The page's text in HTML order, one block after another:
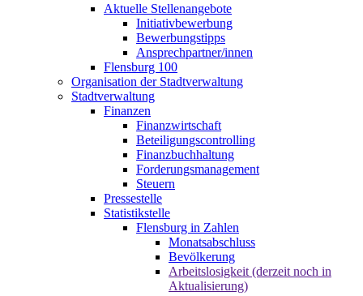
Aktuelle Stellenangebote
Initiativbewerbung
Bewerbungstipps
Ansprechpartner/innen
Flensburg 100
Organisation der Stadtverwaltung
Stadtverwaltung
Finanzen
Finanzwirtschaft
Beteiligungscontrolling
Finanzbuchhaltung
Forderungsmanagement
Steuern
Pressestelle
Statistikstelle
Flensburg in Zahlen
Monatsabschluss
Bevölkerung
Arbeitslosigkeit (derzeit noch in
Aktualisierung)